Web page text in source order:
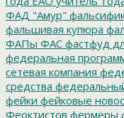
ФАД "Амур"
фальшивая купюра
ФАПы ФАС фастфуд
федеральная
сетевая компания
средства
фейки фейковые
Феоктистов фермеры